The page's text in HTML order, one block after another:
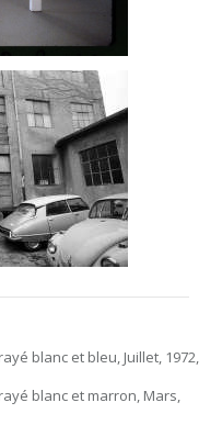
blanc et bleu, Juillet, 1972,
blanc et marron, Mars,